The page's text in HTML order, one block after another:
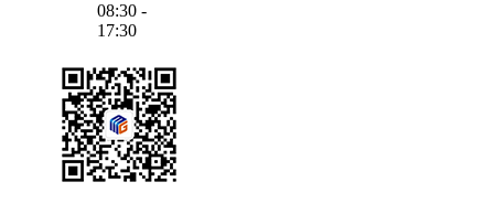
08:30 -
17:30